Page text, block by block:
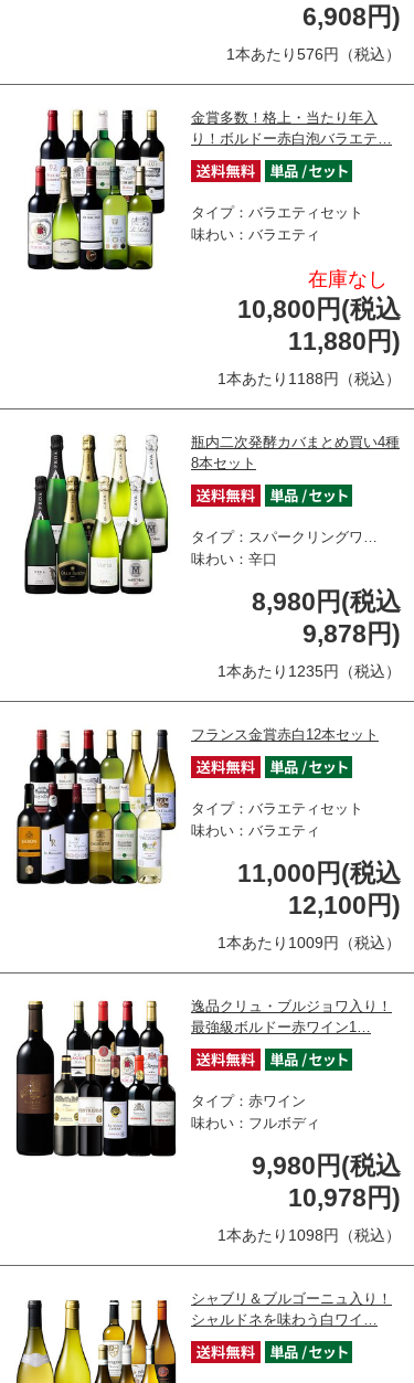
6,908円)
1本あたり576円（税込）
金賞多数！格上・当たり年入
り！ボルドー赤白泡バラエテ…
タイプ：バラエティセット
味わい：バラエティ
在庫なし
10,800円(税込
11,880円)
1本あたり1188円（税込）
瓶内二次発酵カバまとめ買い4種
8本セット
タイプ：スパークリングワ…
味わい：辛口
8,980円(税込
9,878円)
1本あたり1235円（税込）
フランス金賞赤白12本セット
タイプ：バラエティセット
味わい：バラエティ
11,000円(税込
12,100円)
1本あたり1009円（税込）
逸品クリュ・ブルジョワ入り！
最強級ボルドー赤ワイン1…
タイプ：赤ワイン
味わい：フルボディ
9,980円(税込
10,978円)
1本あたり1098円（税込）
シャブリ＆ブルゴーニュ入り！
シャルドネを味わう白ワイ…